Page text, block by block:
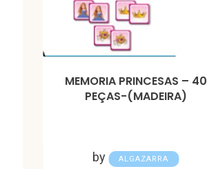
MEMORIA PRINCESAS – 40
PEÇAS-(MADEIRA)
by ALGAZARRA